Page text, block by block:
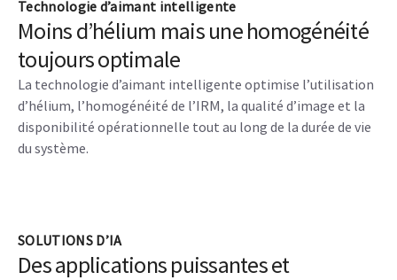
Technologie d’aimant intelligente
Moins d’hélium mais une homogénéité
toujours optimale
La technologie d’aimant intelligente optimise l’utilisation
d’hélium, l’homogénéité de l’IRM, la qualité d’image et la
disponibilité opérationnelle tout au long de la durée de vie
du système.
SOLUTIONS D’IA
Des applications puissantes et